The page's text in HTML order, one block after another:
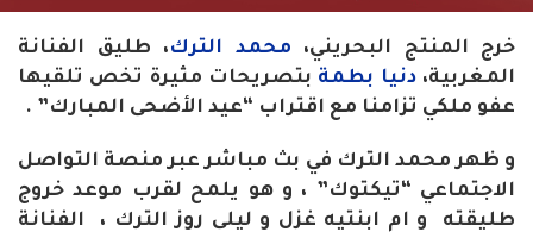
خرج المنتج البحريني، محمد الترك، طليق الفنانة
المغربية،دنيا بطمة بتصريحات مثيرة تخص تلقيها
عفو ملكي تزامنا مع اقتراب “عيد الأضحى المبارك” .
و ظهر محمد الترك في بث مباشر عبر منصة التواصل
الاجتماعي “تيكتوك” ، و هو يلمح لقرب موعد خروج
طليقته و ام ابنتيه غزل و ليلى روز الترك ، الفنانة